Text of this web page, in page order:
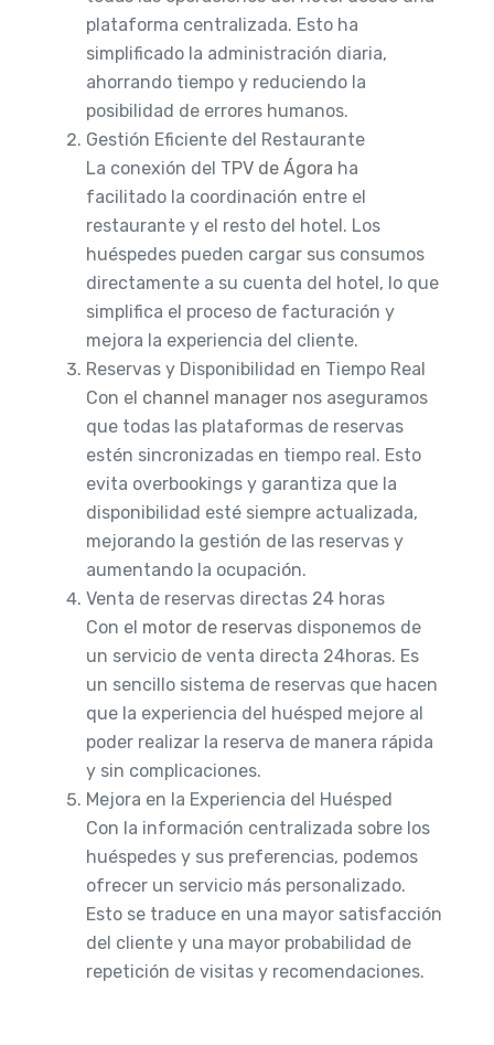
plataforma centralizada. Esto ha
simplificado la administración diaria,
ahorrando tiempo y reduciendo la
posibilidad de errores humanos.
Gestión Eficiente del Restaurante
La conexión del TPV de Ágora ha
facilitado la coordinación entre el
restaurante y el resto del hotel. Los
huéspedes pueden cargar sus consumos
directamente a su cuenta del hotel, lo que
simplifica el proceso de facturación y
mejora la experiencia del cliente.
Reservas y Disponibilidad en Tiempo Real
Con el channel manager nos aseguramos
que todas las plataformas de reservas
estén sincronizadas en tiempo real. Esto
evita overbookings y garantiza que la
disponibilidad esté siempre actualizada,
mejorando la gestión de las reservas y
aumentando la ocupación.
Venta de reservas directas 24 horas
Con el motor de reservas disponemos de
un servicio de venta directa 24horas. Es
un sencillo sistema de reservas que hacen
que la experiencia del huésped mejore al
poder realizar la reserva de manera rápida
y sin complicaciones.
Mejora en la Experiencia del Huésped
Con la información centralizada sobre los
huéspedes y sus preferencias, podemos
ofrecer un servicio más personalizado.
Esto se traduce en una mayor satisfacción
del cliente y una mayor probabilidad de
repetición de visitas y recomendaciones.